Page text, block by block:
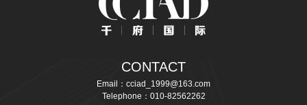
CONTACT
Email：cciad_1999@163.com
Telephone：010-82562262